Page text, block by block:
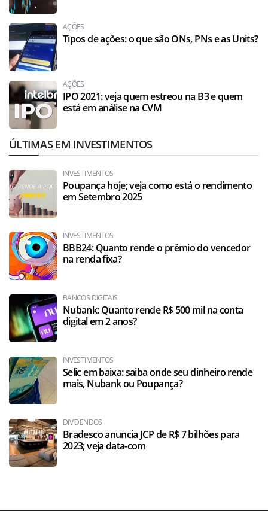
AÇÕES
Tipos de ações: o que são ONs, PNs e as Units?
AÇÕES
IPO 2021: veja quem estreou na B3 e quem
está em análise na CVM
ÚLTIMAS EM INVESTIMENTOS
INVESTIMENTOS
Poupança hoje; veja como está o rendimento
em Setembro 2025
INVESTIMENTOS
BBB24: Quanto rende o prêmio do vencedor
na renda fixa?
BANCOS DIGITAIS
Nubank: Quanto rende R$ 500 mil na conta
digital em 2 anos?
INVESTIMENTOS
Selic em baixa: saiba onde seu dinheiro rende
mais, Nubank ou Poupança?
DIVIDENDOS
Bradesco anuncia JCP de R$ 7 bilhões para
2023; veja data-com